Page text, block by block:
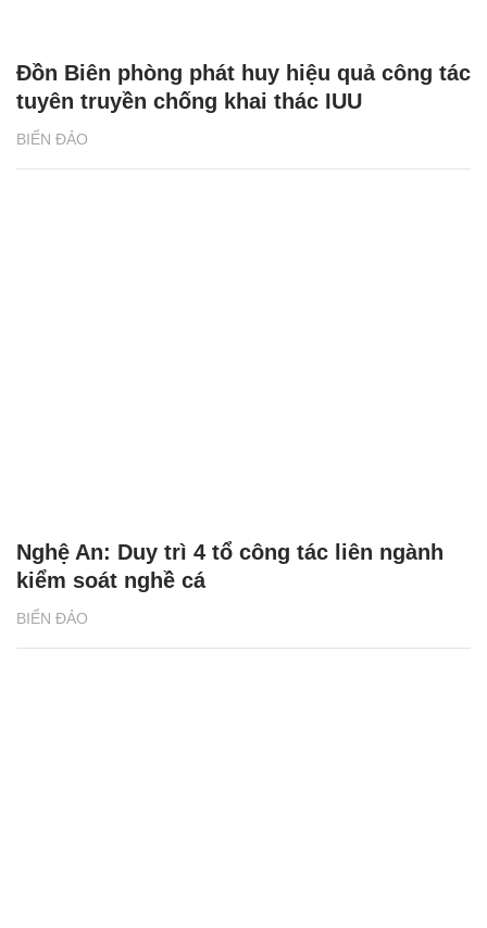
BIỂN ĐẢO
Đồn Biên phòng phát huy hiệu quả công tác
tuyên truyền chống khai thác IUU
BIỂN ĐẢO
Nghệ An: Duy trì 4 tổ công tác liên ngành
kiểm soát nghề cá